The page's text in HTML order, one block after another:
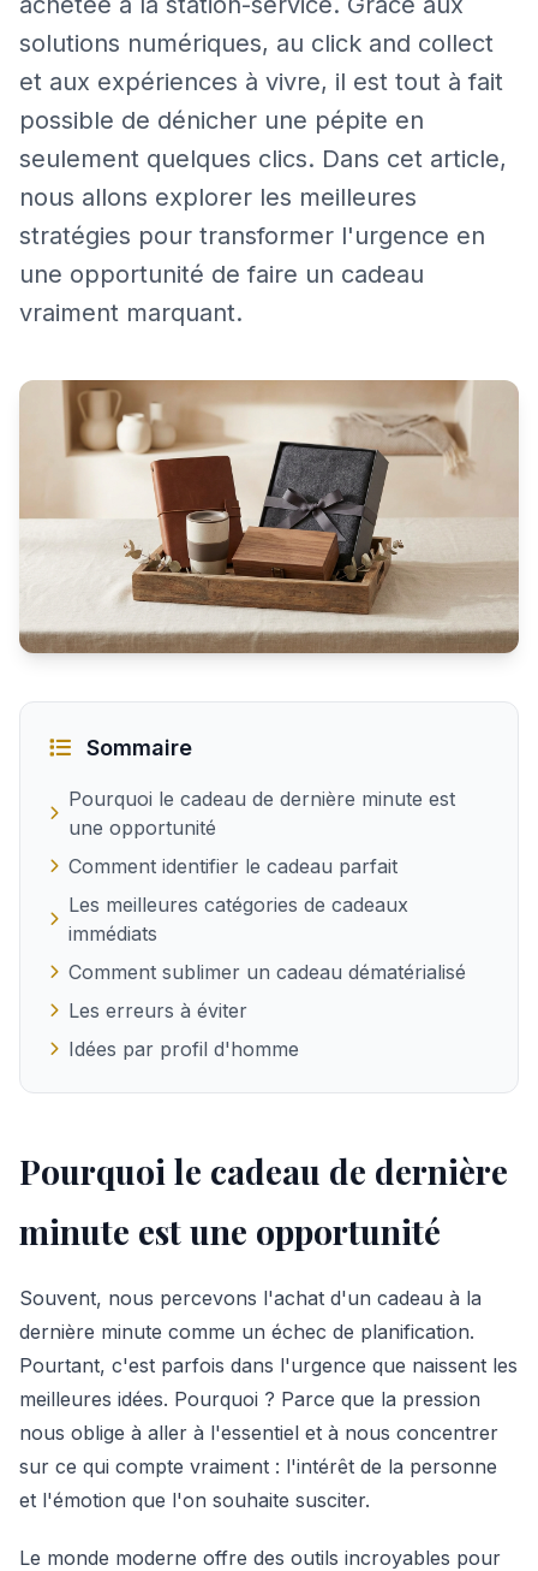
solutions numériques, au click and collect
et aux expériences à vivre, il est tout à fait
possible de dénicher une pépite en
seulement quelques clics. Dans cet article,
nous allons explorer les meilleures
stratégies pour transformer l'urgence en
une opportunité de faire un cadeau
vraiment marquant.
Sommaire
Pourquoi le cadeau de dernière minute est
une opportunité
Comment identifier le cadeau parfait
Les meilleures catégories de cadeaux
immédiats
Comment sublimer un cadeau dématérialisé
Les erreurs à éviter
Idées par profil d'homme
Pourquoi le cadeau de dernière
minute est une opportunité
Souvent, nous percevons l'achat d'un cadeau à la
dernière minute comme un échec de planification.
Pourtant, c'est parfois dans l'urgence que naissent les
meilleures idées. Pourquoi ? Parce que la pression
nous oblige à aller à l'essentiel et à nous concentrer
sur ce qui compte vraiment : l'intérêt de la personne
et l'émotion que l'on souhaite susciter.
Le monde moderne offre des outils incroyables pour